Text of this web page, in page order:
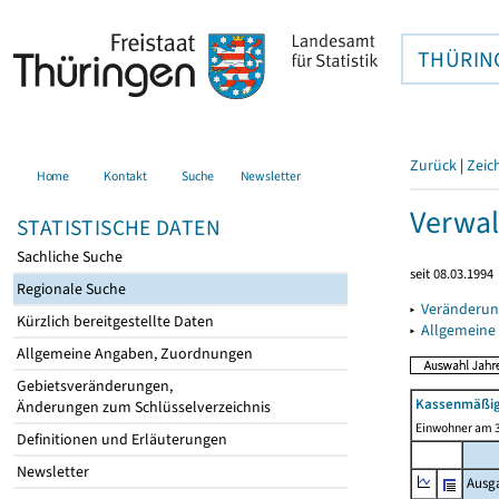
Home Kontakt Suche Newsletter
STATISTISCHE DATEN
Sachliche Suche
Regionale Suche
Kürzlich bereitgestellte Daten
Allgemeine Angaben, Zuordnungen
Gebietsveränderungen,
Änderungen zum Schlüsselverzeichnis
Definitionen und Erläuterungen
Newsletter
Zurück |
seit 08.03.1994
▸
▸
Einwohner am